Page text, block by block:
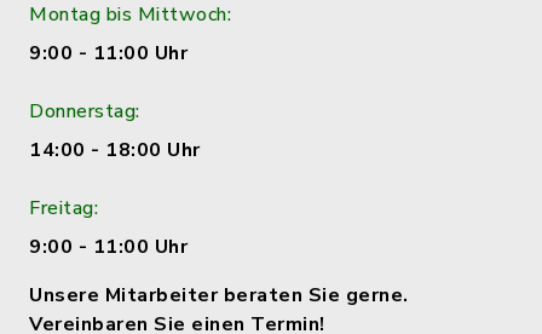
Montag bis Mittwoch:
9:00 - 11:00 Uhr
Donnerstag:
14:00 - 18:00 Uhr
Freitag:
9:00 - 11:00 Uhr
Unsere Mitarbeiter beraten Sie gerne.
Vereinbaren Sie einen Termin!